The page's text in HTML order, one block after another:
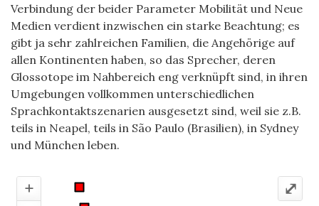
Verbindung der beider Parameter Mobilität und Neue
Medien verdient inzwischen ein starke Beachtung; es
gibt ja sehr zahlreichen Familien, die Angehörige auf
allen Kontinenten haben, so das Sprecher, deren
Glossotope im Nahbereich eng verknüpft sind, in ihren
Umgebungen vollkommen unterschiedlichen
Sprachkontaktszenarien ausgesetzt sind, weil sie z.B.
teils in Neapel, teils in São Paulo (Brasilien), in Sydney
und München leben.
+
⤢